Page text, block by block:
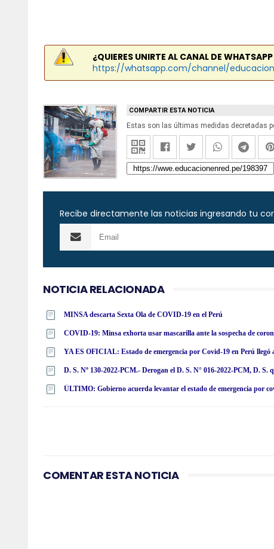
¿QUIERES UNIRTE AL CANAL DE
https://whatsapp.com/channel/
COMPARTIR ESTA NOTICIA
Estas son las últimas medidas decretadas
Recibe directamente las noticias ingresando tu
NOTICIA RELACIONADA
MINSA descarta Sexta Ola de COVID-19 en el Perú
COVID-19: Minsa exhorta usar mascarilla ante la sospecha de
YA ES OFICIAL: Estado de emergencia por Covid-19 en Perú llegó
ÚLTIMO: Gobierno acuerda levantar el estado de emergencia por
COMENTAR ESTA NOTICIA